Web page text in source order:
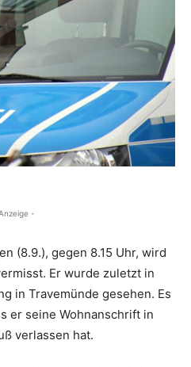
-
(8.9.), gegen 8.15 Uhr, wird
Er wurde zuletzt in
in Travemünde gesehen. Es
er seine Wohnanschrift in
verlassen hat.